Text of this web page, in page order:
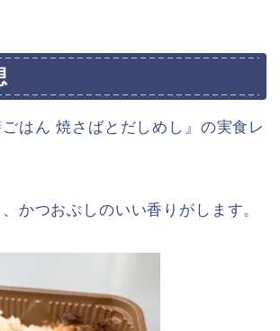
はん 焼さばとだしめし』の実食レ
かつおぶしのいい香りがします。